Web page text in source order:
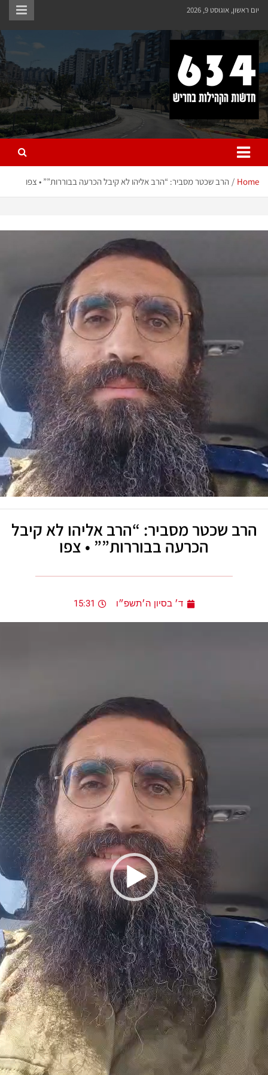
אוגוסט 9, 2026
634
הקהילות בחריש
הרב שכטר מסביר: “הרב אליהו לא קיבל הכרעה בבוררות”” • צפו
שכטר מסביר: “הרב אליהו לא קיבל
הכרעה בבוררות”” • צפו
ד׳ בסיון ה׳תשפ״ו 15:31